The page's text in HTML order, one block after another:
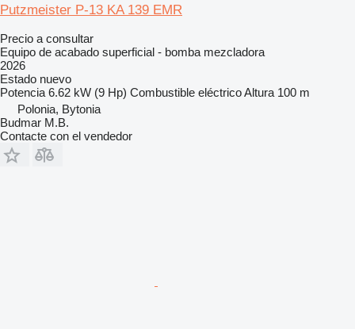
Putzmeister P-13 KA 139 EMR
Precio a consultar
Equipo de acabado superficial - bomba mezcladora
2026
Estado nuevo
Potencia 6.62 kW (9 Hp) Combustible eléctricoAltura 100 m
Polonia, Bytonia
Budmar M.B.
Contacte con el vendedor